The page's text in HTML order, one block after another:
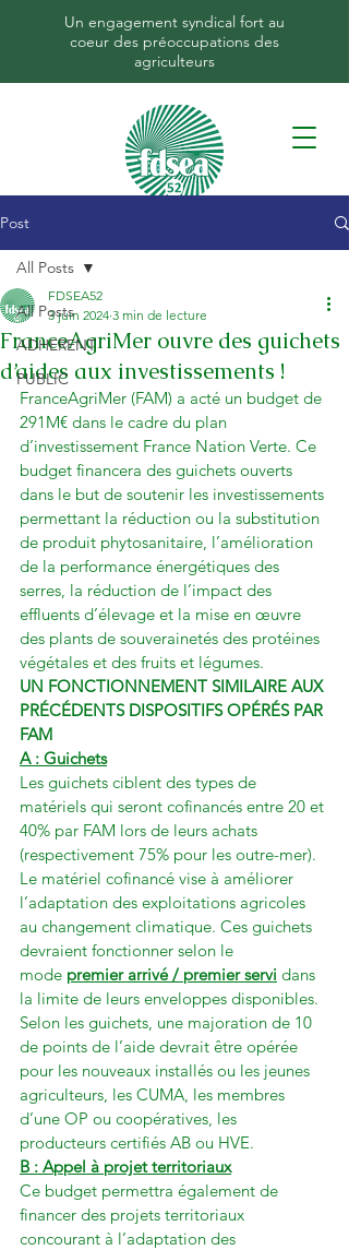
Un engagement syndical fort au
coeur des préoccupations des
agriculteurs
Post
All Posts
ADHERENT
PUBLIC
All Posts
FranceAgriMer ouvre des guichets
d’aides aux investissements !
FDSEA52
3 juin 2024 3 min de lecture
FranceAgriMer (FAM) a acté un budget de
291M€ dans le cadre du plan
d’investissement France Nation Verte. Ce
budget financera des guichets ouverts
dans le but de soutenir les investissements
permettant la réduction ou la substitution
de produit phytosanitaire, l’amélioration
de la performance énergétiques des
serres, la réduction de l’impact des
effluents d’élevage et la mise en œuvre
des plants de souverainetés des protéines
végétales et des fruits et légumes.
UN FONCTIONNEMENT SIMILAIRE AUX
PRÉCÉDENTS DISPOSITIFS OPÉRÉS PAR
FAM
A : Guichets
Les guichets ciblent des types de
matériels qui seront cofinancés entre 20 et
40% par FAM lors de leurs achats
(respectivement 75% pour les outre-mer).
Le matériel cofinancé vise à améliorer
l’adaptation des exploitations agricoles
au changement climatique. Ces guichets
devraient fonctionner selon le
mode premier arrivé / premier servi dans
la limite de leurs enveloppes disponibles.
Selon les guichets, une majoration de 10
de points de l’aide devrait être opérée
pour les nouveaux installés ou les jeunes
agriculteurs, les CUMA, les membres
d’une OP ou coopératives, les
producteurs certifiés AB ou HVE.
B : Appel à projet territoriaux
Ce budget permettra également de
financer des projets territoriaux
concourant à l’adaptation des